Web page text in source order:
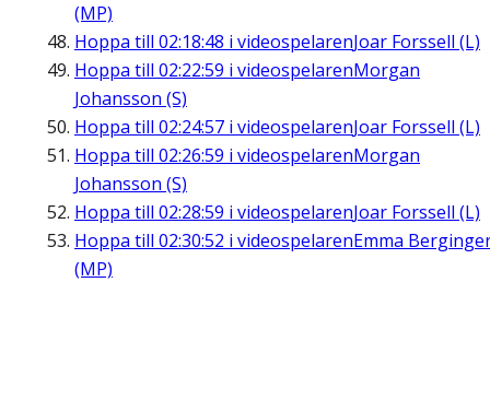
(MP)
Hoppa till 02:18:48 i videospelarenJoar Forssell (L)
Hoppa till 02:22:59 i videospelarenMorgan
Johansson (S)
Hoppa till 02:24:57 i videospelarenJoar Forssell (L)
Hoppa till 02:26:59 i videospelarenMorgan
Johansson (S)
Hoppa till 02:28:59 i videospelarenJoar Forssell (L)
Hoppa till 02:30:52 i videospelarenEmma
(MP)